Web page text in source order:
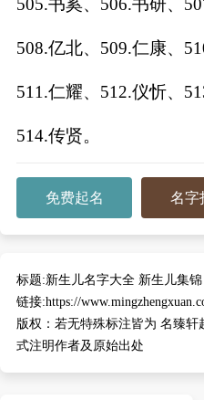
508.亿北、509.仁康、
511.仁耀、512.仪忻、
514.传贤。
免费起名 名字
标题:新生儿名字大全 新生儿集锦
链接:https://
版权： 若无特殊标注皆为 名臻
式注明作者及原始出处